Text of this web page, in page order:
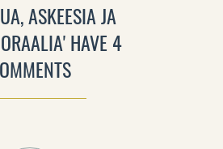
ASKEESIA JA
HAVE 4